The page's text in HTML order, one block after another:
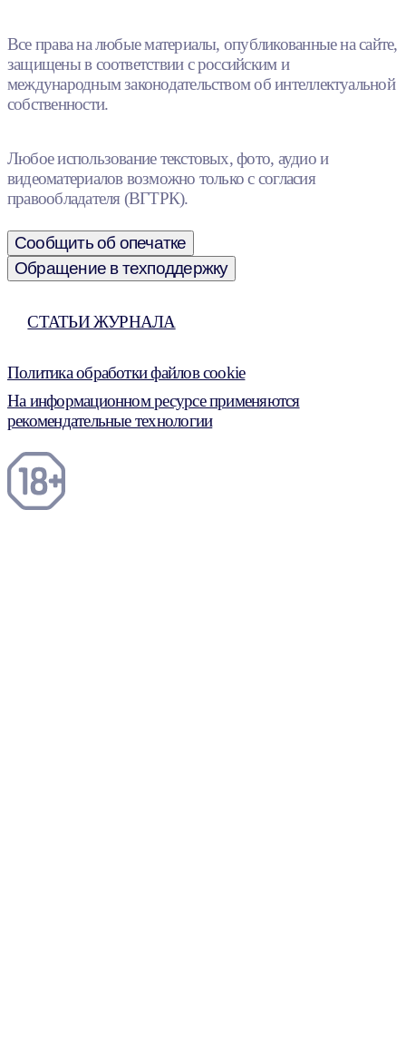
Все права на любые материалы, опубликованные на сайте,
защищены в соответствии с российским и
международным законодательством об интеллектуальной
собственности.
Любое использование текстовых, фото, аудио и
видеоматериалов возможно только с согласия
правообладателя (ВГТРК).
Сообщить об опечатке
Обращение в техподдержку
СТАТЬИ ЖУРНАЛА
Политика обработки файлов cookie
На информационном ресурсе применяются
рекомендательные технологии